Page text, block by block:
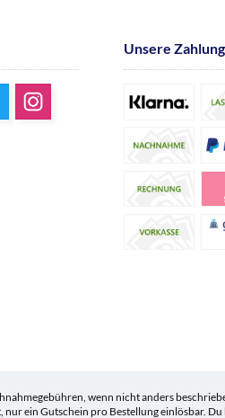
Unsere
wenn nicht anders
ein Gutschein pro Bestellung einlösbar.